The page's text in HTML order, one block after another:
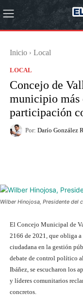
Inicio Local
LOCAL
Concejo de
municipio más
participación
Por: Darío González
Wilber Hinojosa, Presidente del
El Concejo Municipal de
2166 de 2021, que obliga
ciudadana en la gestión
debate de control político
Ibáñez, se escucharon los
y líderes comunitarios
concretos.